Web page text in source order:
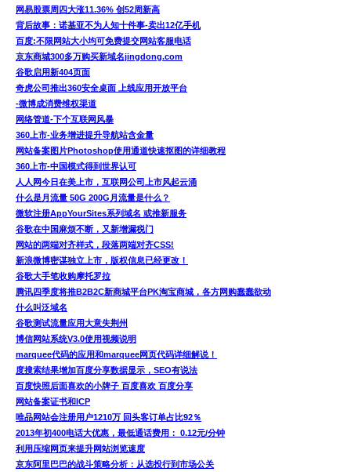
网易股票周四大涨11.36% 创52周新高
背后故事：诺基亚不为人知十件事-卖出12亿手机
百度:不限网站大小均可免费提交网站客服电话
京东商城300多万购买新域名jingdong.com
谷歌启用新404页面
奇虎公司推出360安全桌面 上线应用开放平台
-微博成消费维权渠道
网络管道-下个互联网风暴
360上市-业务增进提升导航站含金量
网站备案图片Photoshop使用通道快速抠图的详细教程
360上市-中国模式得到世界认可
人人网今日在美上市，互联网公司上市风起云涌
什么是月流量 50G 200G月流量是什么？
微软注册AppYourSites系列域名 或推新服务
谷歌在中国麻烦不断，又新增漏税门
网站的两端对齐样式，段落两端对齐CSS!
新浪微博密谋独立上市，版权信息已经更改！
谷歌大手笔收购摩托罗拉
腾讯四季度将推B2B2C新商城平台PK淘宝商城，各方网购蠢蠢欲动
什么叫泛域名
谷歌测试流量应用大意失荆州
博信网站系统V3.0使用视频说明
marquee代码的应用和marquee网页代码详细解说！
度搜索结果增加百度分享数据显示，SEO有说法
百度快照后面喜欢的小牌子 百度喜欢 百度分享
网站备案证书和ICP
唯品网站会注册用户1210万 回头客订单占比92％
2013年初400电话大优惠，最低通话费用： 0.12元/分钟
利用压缩网页来提升网站浏览速度
京东阿里巴巴的战斗策略分析：从选投行到市场公关